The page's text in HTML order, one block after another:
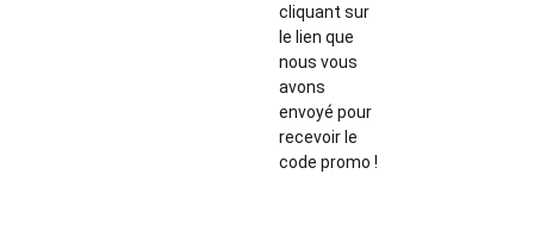
cliquant sur
le lien que
nous vous
avons
envoyé pour
recevoir le
code promo !